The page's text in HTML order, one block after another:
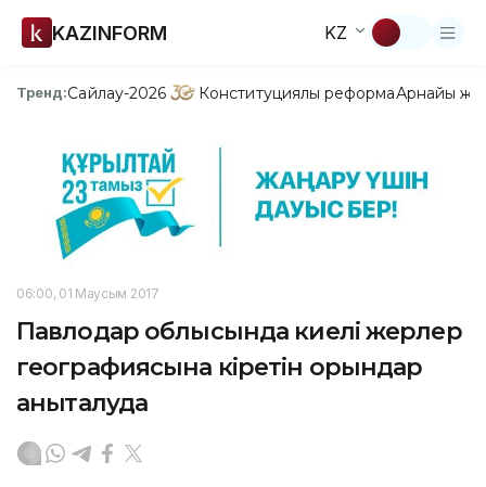
KAZINFORM KZ
Тренд:Сайлау-2026 Конституциялық реформаАрнайы
06:00, 01 Маусым 2017
Павлодар облысында киелі жерлер
географиясына кіретін орындар
анықталуда